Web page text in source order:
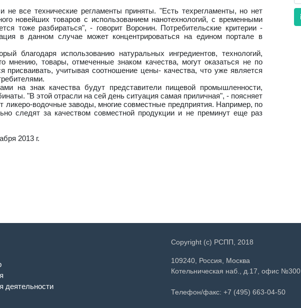
все технические регламенты приняты. "Есть техрегламенты, но нет
новейших товаров с использованием нанотехнологий, с временными
тоже разбираться", - говорит Воронин. Потребительские критерии -
в данном случае может концентрироваться на едином портале в
благодаря использованию натуральных ингредиентов, технологий,
мнению, товары, отмеченные знаком качества, могут оказаться не по
присваивать, учитывая соотношение цены- качества, что уже является
на знак качества будут представители пищевой промышленности,
"В этой отрасли на сей день ситуация самая приличная", - поясняет
ликеро-водочные заводы, многие совместные предприятия. Например, по
следят за качеством совместной продукции и не преминут еще раз
2013 г.
деятельности
Copyright (c) РСПП, 2018
109240, Россия, Москва
Котельническая наб., д.17, офис №300
Телефон/факс: +7 (495) 663-04-50